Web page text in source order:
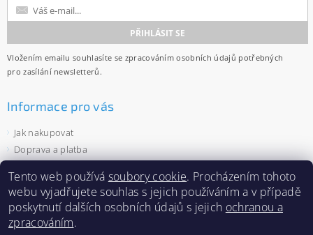
Vložením emailu souhlasíte se zpracováním osobních údajů potřebných
pro zasílání newsletterů.
Informace pro vás
Jak nakupovat
Doprava a platba
Ochrana osobních údajů
Velkoobchod
Zásady používání souborů cookies
Tento web používá soubory cookie. Procházením tohoto
webu vyjadřujete souhlas s jejich používáním a v případě
poskytnutí dalších osobních údajů s jejich ochranou a
zpracováním.